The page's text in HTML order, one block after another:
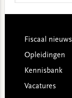
Footer
Fiscaal nieuws
Opleidingen
Kennisbank
Vacatures